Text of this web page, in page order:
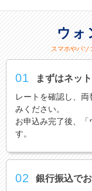
ウォ
スマホやパソ
01 まずはネッ
レートを確認し、
みください。
お申込み完了後、
す。
02 銀行振込で